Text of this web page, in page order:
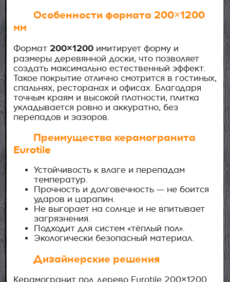
Особенности формата 200×1200
мм
Формат 200×1200имитирует форму и
размеры деревянной доски, что позволяет
создать максимально естественный эффект.
Такое покрытие отлично смотрится в гостиных,
спальнях, ресторанах и офисах. Благодаря
точным краям и высокой плотности, плитка
укладывается ровно и аккуратно, без
перепадов и зазоров.
Преимущества керамогранита
Eurotile
Устойчивость к влаге и перепадам
температур.
Прочность и долговечность — не боится
ударов и царапин.
Не выгорает на солнце и не впитывает
загрязнения.
Подходит для систем «тёплый пол».
Экологически безопасный материал.
Дизайнерские решения
Керамогранит под дерево Eurotile 200×1200